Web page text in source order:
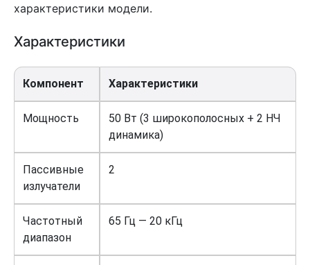
характеристики модели.
Характеристики
Компонент Характеристики
Мощность
50 Вт (3 широкополосных + 2 НЧ
динамика)
Пассивные
излучатели
2
Частотный
диапазон
65 Гц — 20 кГц